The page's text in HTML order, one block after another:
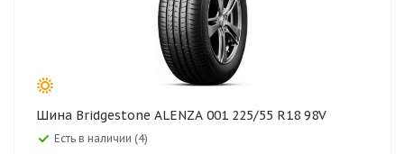
Шина Bridgestone ALENZA 001 225/55 R18 98V
Есть в наличии (4)